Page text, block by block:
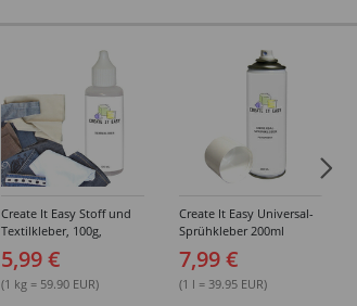
Create It Easy Stoff und
Textilkleber, 100g,
Kunststoffflasche mit
Maldüse
5,99 €
(1 kg = 59.90 EUR)
Create It Easy Universal-
Sprühkleber 200ml
(permanent)
7,99 €
(1 l = 39.95 EUR)